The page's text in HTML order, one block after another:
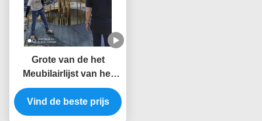
Grote van de het
Meubilairlijst van het
Capaciteitsroestvrije
staal Gouden PVD de
Vacuümdeklaagmachine
Vind de beste prijs